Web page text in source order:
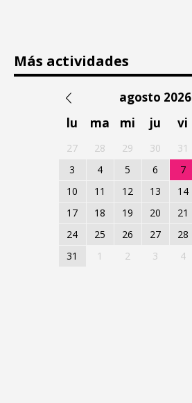
Más actividades
agosto 2026
lu
ma mi ju vi
27 28 29 30 31
3
4 5 6 7
10
11 12 13 14
17
18 19 20 21
24
25 26 27 28
31
1 2 3 4